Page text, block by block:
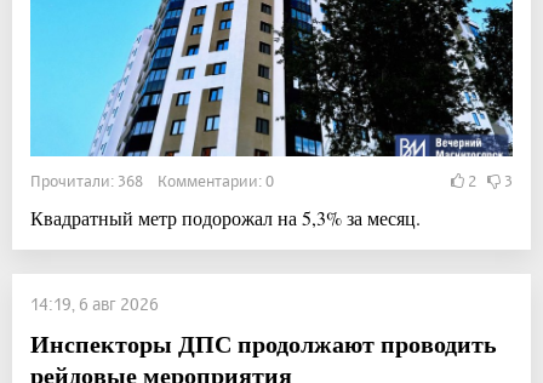
Прочитали: 368 Комментарии: 0 2 3
Квадратный метр подорожал на 5,3% за месяц.
14:19, 6 авг 2026
Инспекторы ДПС продолжают проводить
рейдовые мероприятия